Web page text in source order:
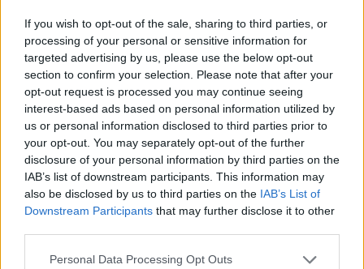
If you wish to opt-out of the sale, sharing to third parties, or
processing of your personal or sensitive information for
targeted advertising by us, please use the below opt-out
section to confirm your selection. Please note that after your
opt-out request is processed you may continue seeing
interest-based ads based on personal information utilized by
us or personal information disclosed to third parties prior to
your opt-out. You may separately opt-out of the further
disclosure of your personal information by third parties on the
IAB’s list of downstream participants. This information may
also be disclosed by us to third parties on the IAB’s List of
Downstream Participants that may further disclose it to other
Personal Data Processing Opt Outs
Ο Δήμος Παιανίας αφιερώνει τη φετινή